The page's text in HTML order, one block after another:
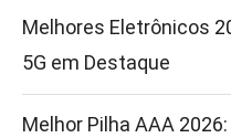
Melhores Eletrônicos
5G em Destaque
Melhor Pilha AAA